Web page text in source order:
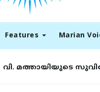
Features Marian
വി. മത്തായിയുടെ